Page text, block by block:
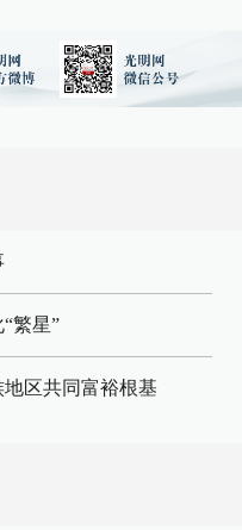
繁星”
区共同富裕根基